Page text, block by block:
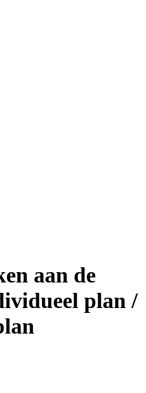
aan de
plan /